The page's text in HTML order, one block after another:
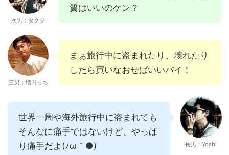
次男：タクジ
質はいいのケン？
三男：増田っち
まぁ旅行中に盗まれたり、壊れたり
したら買いなおせばいいバイ！
世界一周や海外旅行中に盗まれても
そんなに痛手ではないけど、やっぱ
り痛手だよ(ﾉω｀●)
長男：Yoshi